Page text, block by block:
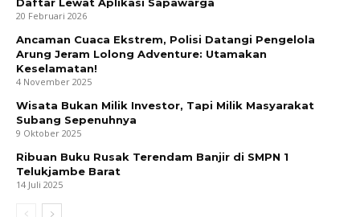
Daftar Lewat Aplikasi Sapawarga
20 Februari 2026
Ancaman Cuaca Ekstrem, Polisi Datangi Pengelola
Arung Jeram Lolong Adventure: Utamakan
Keselamatan!
4 November 2025
Wisata Bukan Milik Investor, Tapi Milik Masyarakat
Subang Sepenuhnya
9 Oktober 2025
Ribuan Buku Rusak Terendam Banjir di SMPN 1
Telukjambe Barat
14 Juli 2025